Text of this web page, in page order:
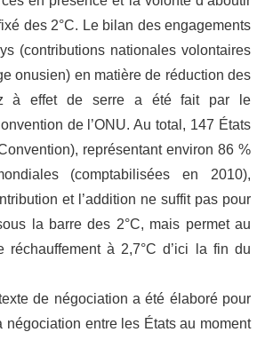
des 2°C. Le bilan des engagements
(contributions nationales volontaires
onusien) en matière de réduction des
à effet de serre a été fait par le
de l’ONU. Au total, 147 États
représentant environ 86 %
(comptabilisées en 2010),
et l’addition ne suffit pas pour
la barre des 2°C, mais permet au
réchauffement à 2,7°C d’ici la fin du
de négociation a été élaboré pour
négociation entre les États au moment